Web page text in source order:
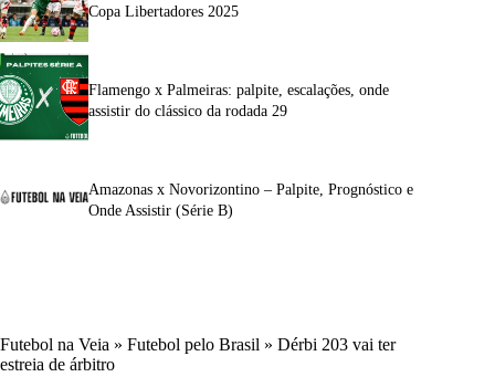
Copa Libertadores 2025
Flamengo x Palmeiras: palpite, escalações, onde
assistir do clássico da rodada 29
Amazonas x Novorizontino – Palpite, Prognóstico e
Onde Assistir (Série B)
Futebol na Veia » Futebol pelo Brasil » Dérbi 203 vai ter
estreia de árbitro